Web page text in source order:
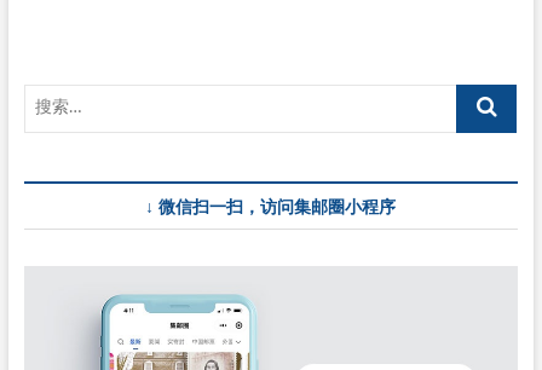
五
主
↓ 微信扫一扫，访问集邮圈小程序